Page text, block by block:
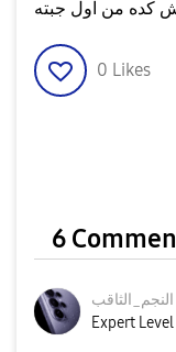
0 Likes
6
النجم_الثاقب
Expert Level